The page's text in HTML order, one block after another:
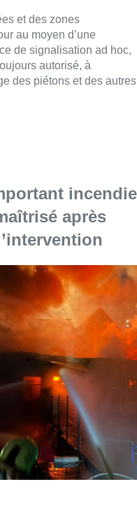
et des zones
au moyen d’une
de signalisation ad hoc,
autorisé, à
des piétons et des autres
incendie
après